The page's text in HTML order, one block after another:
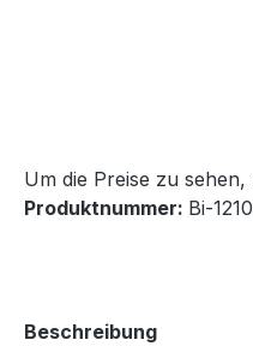
Um die Preise zu sehen,
Produktnummer: Bi-
Beschreibung